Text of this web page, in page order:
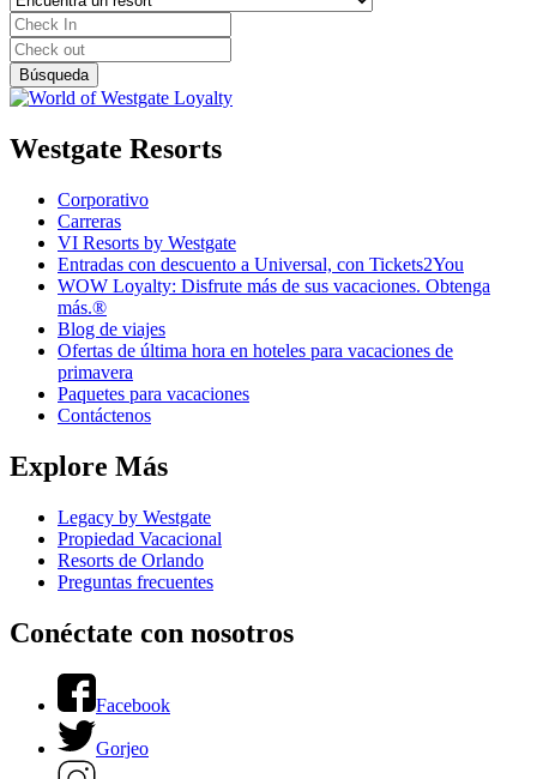
Westgate Resorts
Corporativo
Carreras
VI Resorts by Westgate
Entradas con descuento a Universal, con Tickets2You
WOW Loyalty: Disfrute más de sus vacaciones. Obtenga
más.®
Blog de viajes
Ofertas de última hora en hoteles para vacaciones de
primavera
Paquetes para vacaciones
Contáctenos
Explore Más
Legacy by Westgate
Propiedad Vacacional
Resorts de Orlando
Preguntas frecuentes
Conéctate con nosotros
Facebook
Gorjeo